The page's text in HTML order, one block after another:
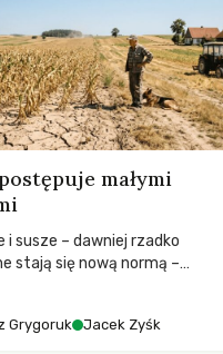
małymi
i susze – dawniej rzadko
stają się nową normą –
Grygoruk Jacek Zyśk